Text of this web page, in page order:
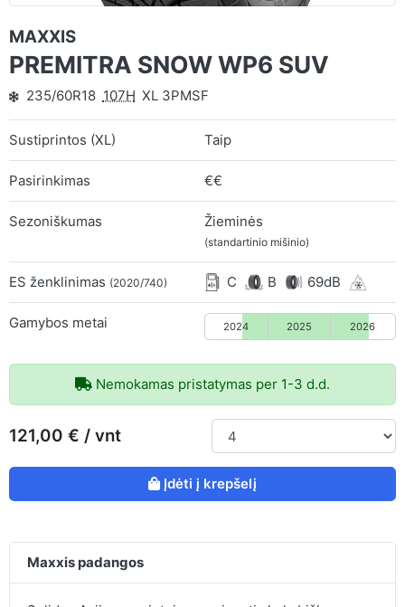
MAXXIS
PREMITRA SNOW WP6 SUV
235/60R18 107H XL 3PMSF
Sustiprintos (XL) Taip
Pasirinkimas €€
Sezoniškumas Žieminės
(standartinio mišinio)
ES ženklinimas (2020/740) C B 69dB
Gamybos metai 2024 2025 2026
Nemokamas pristatymas per 1-3 d.d.
121,00 € / vnt
Įdėti į krepšelį
Maxxis padangos